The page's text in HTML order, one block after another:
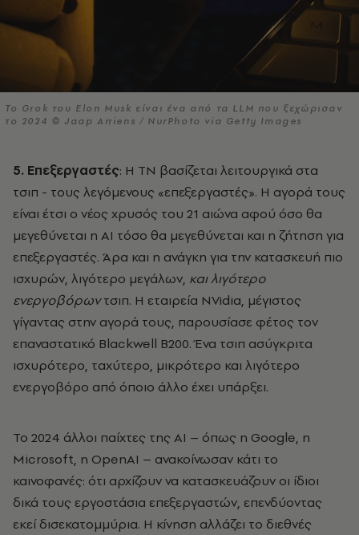
To Grok του Elon Musk είναι ένα από τα LLM που ξεχώρισαν
το 2024 © Jaap Arriens / NurPhoto via Getty Images
5. Επεξεργαστές: Η ΤΝ βασίζεται λειτουργικά στα
τσιπ - τους λεγόμενους «επεξεργαστές». Η αγορά τους
είναι έτσι ο νέος χρυσός του 21 αιώνα αφού όσο θα
μεγεθύνεται η ΑΙ τόσο θα μεγεθύνεται και η ζήτηση για
επεξεργαστές. Άρα και η ανάγκη για την κατασκευή πιο
ισχυρών, λιγότερο μεγάλων, και λιγότερο
ενεργοβόρωντσιπ. Η εταιρεία NVidia, μέγιστος
γίγαντας στην αγορά τους, παρουσίασε φέτος τον
επαναστατικό Blackwell B200. Ένα τσιπ ασύγκριτα
ισχυρότερο, ταχύτερο, μικρότερο και λιγότερο
ενεργοβόρο από όποιο άλλο έχει υπάρξει.
Το 2024 άλλοι παίχτες της ΑΙ – όπως η Google, η
Microsoft, η OpenAI – ανακοίνωσαν κάτι το
καινοφανές: ότι αρχίζουν να κατασκευάζουν οι ίδιοι
δικά τους εργοστάσια επεξεργαστών, επενδύοντας
εκεί δισεκατομμύρια. Η κίνηση αλλάζει το διεθνές